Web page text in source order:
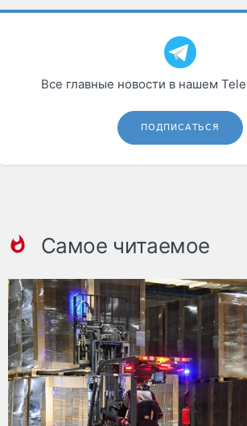
Все главные новости в нашем
ПОДПИСАТЬСЯ
Самое читаемое